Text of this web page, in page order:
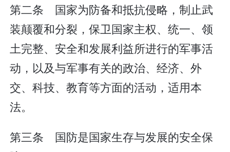
第二条 国家为防备和抵抗侵略，制止武
装颠覆和分裂，保卫国家主权、统一、领
土完整、安全和发展利益所进行的军事活
动，以及与军事有关的政治、经济、外
交、科技、教育等方面的活动，适用本
法。
第三条 国防是国家生存与发展的安全保